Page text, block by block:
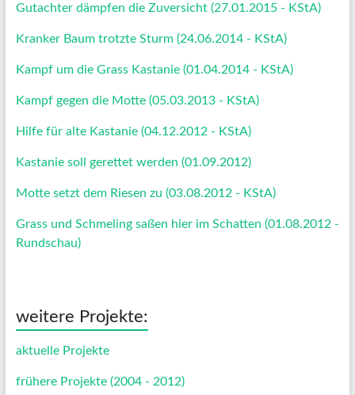
Gutachter dämpfen die Zuversicht (27.01.2015 - KStA)
Kranker Baum trotzte Sturm (24.06.2014 - KStA)
Kampf um die Grass Kastanie (01.04.2014 - KStA)
Kampf gegen die Motte (05.03.2013 - KStA)
Hilfe für alte Kastanie (04.12.2012 - KStA)
Kastanie soll gerettet werden (01.09.2012)
Motte setzt dem Riesen zu (03.08.2012 - KStA)
Grass und Schmeling saßen hier im Schatten (01.08.2012 -
Rundschau)
weitere Projekte:
aktuelle Projekte
frühere Projekte (2004 - 2012)